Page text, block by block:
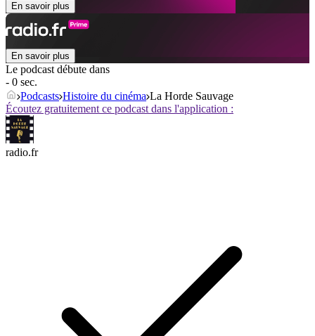
En savoir plus
En savoir plus
Le podcast débute dans
- 0 sec.
Podcasts Histoire du cinéma La Horde Sauvage
Écoutez gratuitement ce podcast dans l'application :
radio.fr